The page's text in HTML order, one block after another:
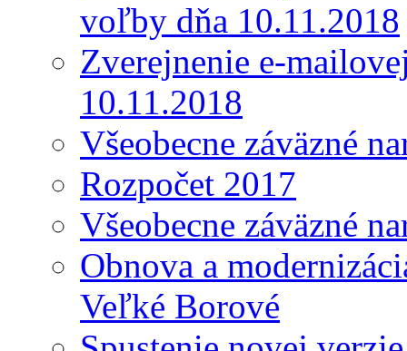
voľby dňa 10.11.2018
Zverejnenie e-
10.11.2018
Všeobecne záväzné
Rozpočet 2017
Všeobecne záväzné
Obnova a
Veľké Borové